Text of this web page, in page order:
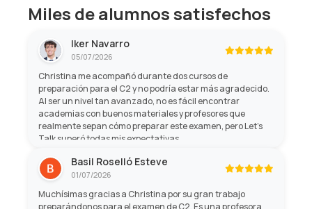
Miles de alumnos satisfechos
Iker Navarro
05/07/2026
Christina me acompañó durante dos cursos de
preparación para el C2 y no podría estar más agradecido.
Al ser un nivel tan avanzado, no es fácil encontrar
academias con buenos materiales y profesores que
realmente sepan cómo preparar este examen, pero Let's
Talk superó todas mis expectativas.
Basil Roselló Esteve
01/07/2026
Muchísimas gracias a Christina por su gran trabajo
preparándonos para el examen de C2. Es una profesora